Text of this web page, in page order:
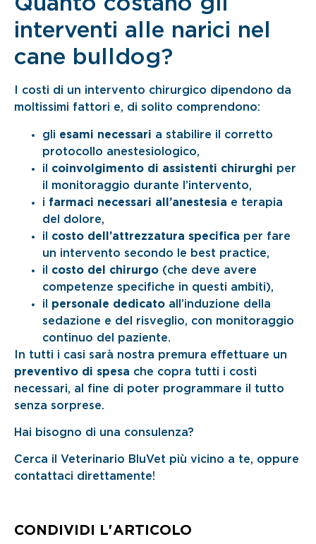
interventi alle narici nel
cane bulldog?
I costi di un intervento chirurgico dipendono da
moltissimi fattori e, di solito comprendono:
gli esami necessari a stabilire il corretto
protocollo anestesiologico,
il coinvolgimento di assistenti chirurghi per
il monitoraggio durante l’intervento,
i farmaci necessari all’anestesia e terapia
del dolore,
il costo dell’attrezzatura specifica per fare
un intervento secondo le best practice,
il costo del chirurgo (che deve avere
competenze specifiche in questi ambiti),
il personale dedicato all’induzione della
sedazione e del risveglio, con monitoraggio
continuo del paziente.
In tutti i casi sarà nostra premura effettuare un
preventivo di spesa che copra tutti i costi
necessari, al fine di poter programmare il tutto
senza sorprese.
Hai bisogno di una consulenza?
Cerca il Veterinario BluVet più vicino a te, oppure
contattaci direttamente!
CONDIVIDI L'ARTICOLO